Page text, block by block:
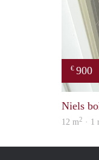
€ 900
Niels
12 m2 · 1